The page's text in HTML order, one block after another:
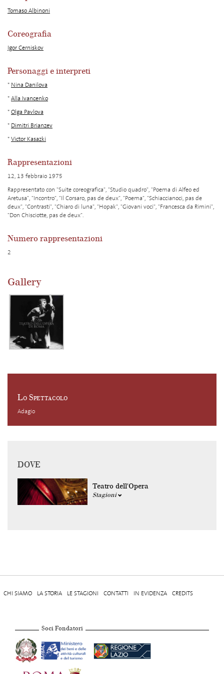
Tomaso Albinoni
Coreografia
Igor Cerniskov
Personaggi e interpreti
* Nina Danilova
*Alla Ivancenko
*Olga Pavlova
* Dimitri Brianzev
*Victor Kasazki
Rappresentazioni
12, 13 febbraio 1975
Rappresentato con "Suite coreografica", "Studio quadro", "Poema di Alfeo ed
Aretusa", "Incontro", "Il Corsaro, pas de deux", "Poema", "Schiaccianoci, pas de
deux", "Contrasti", "Chiaro di luna", "Hopak", "Giovani voci", "Francesca da Rimini",
"Don Chisciotte, pas de deux".
Numero rappresentazioni
2
Gallery
Lo Spettacolo
Adagio
DOVE
Teatro dell'Opera
Stagioni
CHI SIAMO LA STORIA LE STAGIONI CONTATTI IN EVIDENZA CREDITS
Soci Fondatori